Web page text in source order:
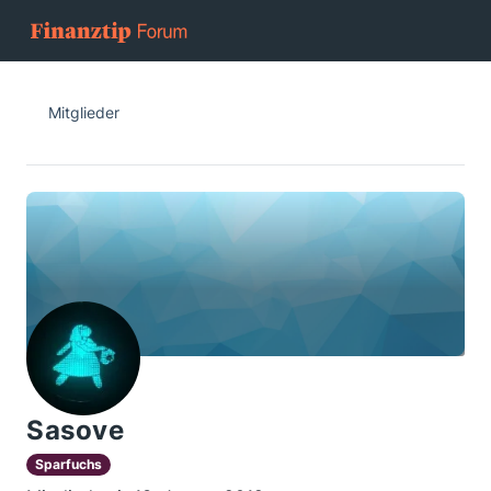
Mitglieder
Sasove
Sparfuchs